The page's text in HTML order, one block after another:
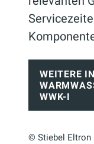
WEITERE
WWK-I
© Stiebel Eltron